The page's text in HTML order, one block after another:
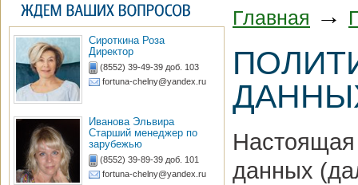
Сироткина Роза
Директор
(8552) 39-49-39 доб. 103
fortuna-chelny@yandex.ru
Иванова Эльвира
Старший менеджер по
зарубежью
(8552) 39-89-39 доб. 101
fortuna-chelny@yandex.ru
Главная →
Настоящая
данных